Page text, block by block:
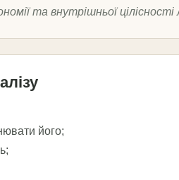
та внутрішньої
його;